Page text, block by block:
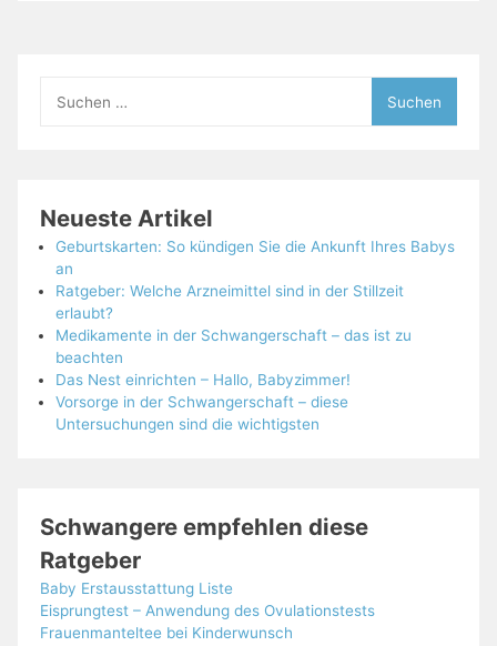
nach:
Neueste Artikel
Geburtskarten: So kündigen Sie die Ankunft Ihres Babys
an
Ratgeber: Welche Arzneimittel sind in der Stillzeit
erlaubt?
Medikamente in der Schwangerschaft – das ist zu
beachten
Das Nest einrichten – Hallo, Babyzimmer!
Vorsorge in der Schwangerschaft – diese
Untersuchungen sind die wichtigsten
Schwangere empfehlen diese
Ratgeber
Baby Erstausstattung Liste
Eisprungtest – Anwendung des Ovulationstests
Frauenmanteltee bei Kinderwunsch